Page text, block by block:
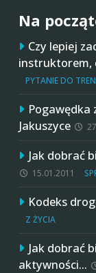
Na
Czy lepiej
instruktorem,
PYTANIE DO
Pogawędka
Jakuszyce
Jak dobrać
15.01.2011
Kodeks
Z ŻYCIA
Jak dobrać
aktywności…